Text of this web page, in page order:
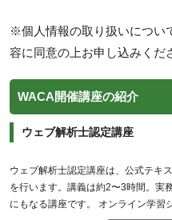
※個人情報の取り扱いについ
容に同意の上お申し込みくだ
WACA開催講座の紹介
ウェブ解析士認定講座
ウェブ解析士認定講座は、公式テキ
を行います。講義は約2〜3時間。実
にもなる講座です。 オンライン学習